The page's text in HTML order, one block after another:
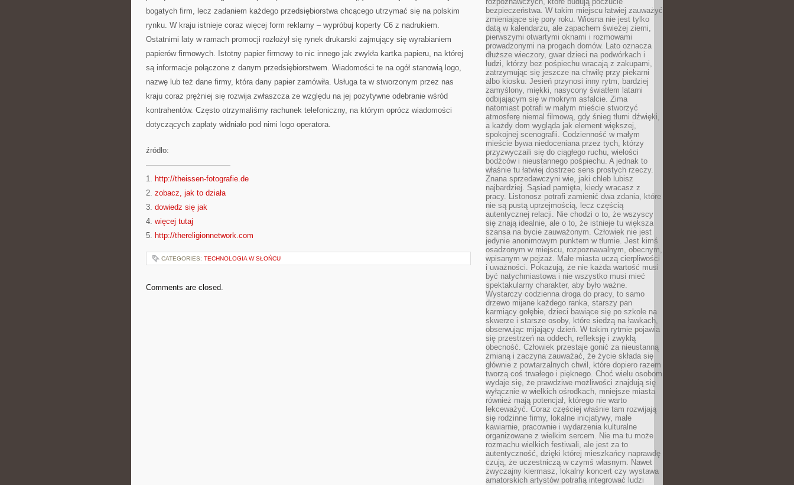
bogatych firm, lecz zadaniem każdego przedsiębiorstwa chcącego utrzymać się na polskim
rynku. W kraju istnieje coraz więcej form reklamy – wypróbuj koperty C6 z nadrukiem.
Ostatnimi laty w ramach promocji rozłożył się rynek drukarski zajmujący się wyrabianiem
papierów firmowych. Istotny papier firmowy to nic innego jak zwykła kartka papieru, na której
są informacje połączone z danym przedsiębiorstwem. Wiadomości te na ogół stanowią logo,
nazwę lub też dane firmy, która dany papier zamówiła. Usługa ta w stworzonym przez nas
kraju coraz prężniej się rozwija zwłaszcza ze względu na jej pozytywne odebranie wśród
kontrahentów. Często otrzymaliśmy rachunek telefoniczny, na którym oprócz wiadomości
dotyczących zapłaty widniało pod nimi logo operatora.
źródło:
———————————
1. http://theissen-fotografie.de
2. zobacz, jak to działa
3. dowiedz się jak
4. więcej tutaj
5. http://thereligionnetwork.com
CATEGORIES: TECHNOLOGIA W SŁOŃCU
Comments are closed.
bezpieczeństwa. W takim miejscu łatwiej zauważyć
zmieniające się pory roku. Wiosna nie jest tylko
datą w kalendarzu, ale zapachem świeżej ziemi,
pierwszymi otwartymi oknami i rozmowami
prowadzonymi na progach domów. Lato oznacza
dłuższe wieczory, gwar dzieci na podwórkach i
ludzi, którzy bez pośpiechu wracają z zakupami,
zatrzymując się jeszcze na chwilę przy piekarni
albo kiosku. Jesień przynosi inny rytm, bardziej
zamyślony, miękki, nasycony światłem latarni
odbijającym się w mokrym asfalcie. Zima
natomiast potrafi w małym mieście stworzyć
atmosferę niemal filmową, gdy śnieg tłumi dźwięki,
a każdy dom wygląda jak element większej,
spokojnej scenografii. Codzienność w małym
mieście bywa niedoceniana przez tych, którzy
przyzwyczaili się do ciągłego ruchu, wielości
bodźców i nieustannego pośpiechu. A jednak to
właśnie tu łatwiej dostrzec sens prostych rzeczy.
Znana sprzedawczyni wie, jaki chleb lubisz
najbardziej. Sąsiad pamięta, kiedy wracasz z
pracy. Listonosz potrafi zamienić dwa zdania, które
nie są pustą uprzejmością, lecz częścią
autentycznej relacji. Nie chodzi o to, że wszyscy
się znają idealnie, ale o to, że istnieje tu większa
szansa na bycie zauważonym. Człowiek nie jest
jedynie anonimowym punktem w tłumie. Jest kimś
osadzonym w miejscu, rozpoznawalnym, obecnym,
wpisanym w pejzaż. Małe miasta uczą cierpliwości
i uważności. Pokazują, że nie każda wartość musi
być natychmiastowa i nie wszystko musi mieć
spektakularny charakter, aby było ważne.
Wystarczy codzienna droga do pracy, to samo
drzewo mijane każdego ranka, starszy pan
karmiący gołębie, dzieci bawiące się po szkole na
skwerze i starsze osoby, które siedzą na ławkach,
obserwując mijający dzień. W takim rytmie pojawia
się przestrzeń na oddech, refleksję i zwykłą
obecność. Człowiek przestaje gonić za nieustanną
zmianą i zaczyna zauważać, że życie składa się
głównie z powtarzalnych chwil, które dopiero razem
tworzą coś trwałego i pięknego. Choć wielu osobom
wydaje się, że prawdziwe możliwości znajdują się
wyłącznie w wielkich ośrodkach, mniejsze miasta
również mają potencjał, którego nie warto
lekceważyć. Coraz częściej właśnie tam rozwijają
się rodzinne firmy, lokalne inicjatywy, małe
kawiarnie, pracownie i wydarzenia kulturalne
organizowane z wielkim sercem. Nie ma tu może
rozmachu wielkich festiwali, ale jest za to
autentyczność, dzięki której mieszkańcy naprawdę
czują, że uczestniczą w czymś własnym. Nawet
zwyczajny kiermasz, lokalny koncert czy wystawa
amatorskich artystów potrafią integrować ludzi